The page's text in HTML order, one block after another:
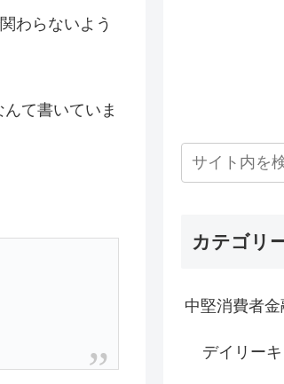
わらないよう
て書いていま
カテゴリ
中堅消費者金
デイリー